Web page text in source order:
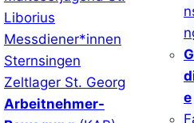
Liborius
Messdiener*innen
Sternsingen
Zeltlager St. Georg
Arbeitnehmer-
e